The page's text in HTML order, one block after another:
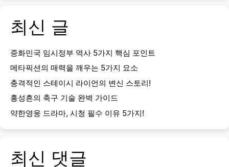
최신 글
중화민국 임시정부 역사 5가지 핵심 포인트
메타픽션의 매력을 깨우는 5가지 요소
충격적인 스테이시 라이언의 변신 스토리!
홍성흔의 축구 기술 완벽 가이드
약한영웅 드라마, 시청 필수 이유 5가지!
최신 댓글